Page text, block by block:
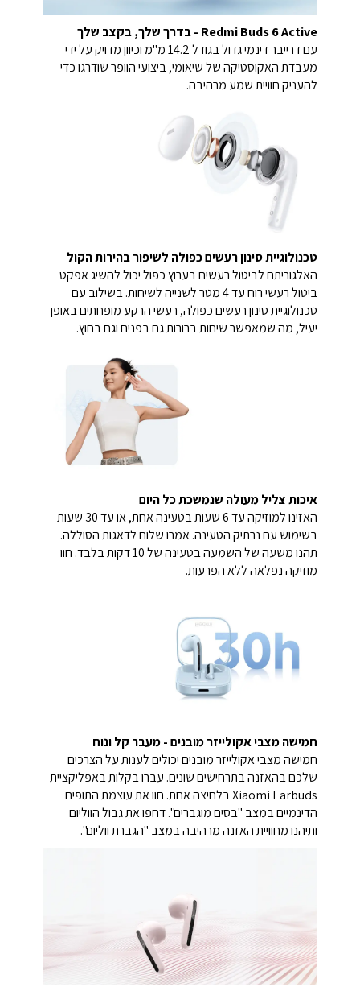
Redmi Buds 6 Active - בדרך שלך, בקצב שלך
עם דרייבר דינמי גדול בגודל 14.2 מ"מ וכיוון מדויק על ידי
מעבדת האקוסטיקה של שיאומי, ביצועי הוופר שודרגו כדי
להעניק חוויית שמע מרהיבה.
טכנולוגיית סינון רעשים כפולה לשיפור בהירות הקול
האלגוריתם לביטול רעשים בערוץ כפול יכול להשיג אפקט
ביטול רעשי רוח עד 4 מטר לשנייה לשיחות. בשילוב עם
טכנולוגיית סינון רעשים כפולה, רעשי הרקע מופחתים באופן
יעיל, מה שמאפשר שיחות ברורות גם בפנים וגם בחוץ.
איכות צליל מעולה שנמשכת כל היום
האזינו למוזיקה עד 6 שעות בטעינה אחת, או עד 30 שעות
בשימוש עם נרתיק הטעינה. אמרו שלום לדאגות הסוללה.
תהנו משעה של השמעה בטעינה של 10 דקות בלבד. חוו
מוזיקה נפלאה ללא הפרעות.
חמישה מצבי אקולייזר מובנים - מעבר קל ונוח
חמישה מצבי אקולייזר מובנים יכולים לענות על הצרכים
שלכם בהאזנה בתרחישים שונים. עברו בקלות באפליקציית
Xiaomi Earbuds בלחיצה אחת. חוו את עוצמת התופים
הדינמיים במצב "בסים מוגברים". דחפו את גבול הווליום
ותיהנו מחוויית האזנה מרהיבה במצב "הגברת ווליום".